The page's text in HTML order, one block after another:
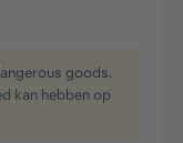
goods.
kan hebben op